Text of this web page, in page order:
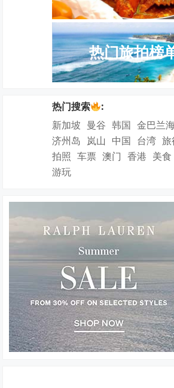
热门旅拍榜
热门搜索
:
新加坡 曼谷 韩国 金巴兰
济州岛 岚山 中国 台湾 旅
拍照 车票 澳门 香港 美食
游玩